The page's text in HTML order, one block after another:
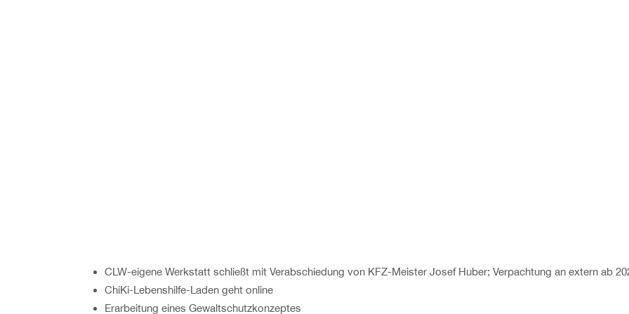
CLW-eigene Werkstatt schließt mit Verabschiedung von KFZ-Meister Josef Huber; Verpachtung an extern ab
ChiKi-Lebenshilfe-Laden geht online
Erarbeitung eines Gewaltschutzkonzeptes